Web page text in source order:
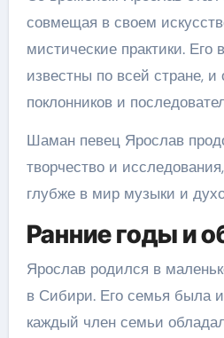
совмещая в своем
мистические практики. Его
известны по всей стране, и
поклонников и
Шаман певец Ярослав
творчество и
глубже в мир музыки и
Ранние годы и
Ярослав родился в
в Сибири. Его семья была
каждый член семьи